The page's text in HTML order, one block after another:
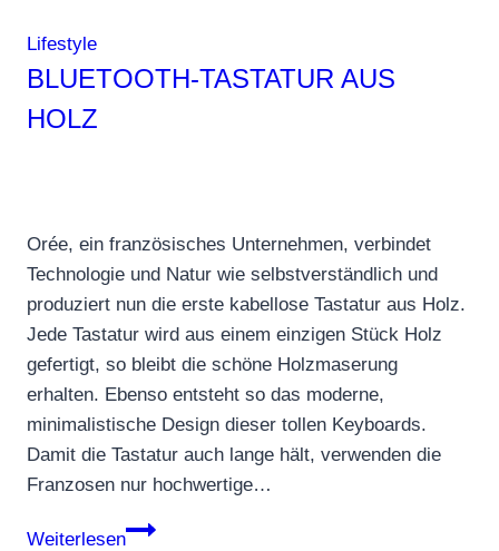
Lifestyle
BLUETOOTH-TASTATUR AUS
HOLZ
Orée, ein französisches Unternehmen, verbindet
Technologie und Natur wie selbstverständlich und
produziert nun die erste kabellose Tastatur aus Holz.
Jede Tastatur wird aus einem einzigen Stück Holz
gefertigt, so bleibt die schöne Holzmaserung
erhalten. Ebenso entsteht so das moderne,
minimalistische Design dieser tollen Keyboards.
Damit die Tastatur auch lange hält, verwenden die
Franzosen nur hochwertige…
Weiterlesen
Bluetooth-